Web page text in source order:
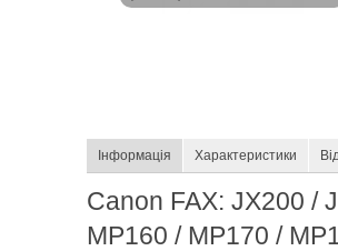
Інформація Характеристики
Canon FAX: JX200 /
MP160 / MP170 /